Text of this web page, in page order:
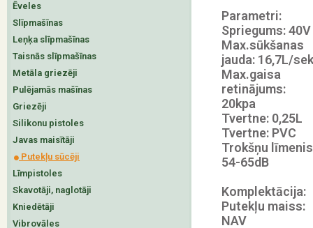
Ēveles
Slīpmašīnas
Leņķa slīpmašīnas
Taisnās slīpmašīnas
Metāla griezēji
Pulējamās mašīnas
Griezēji
Silikonu pistoles
Javas maisītāji
Putekļu sūcēji
Līmpistoles
Skavotāji, naglotāji
Kniedētāji
Vibrovāles
Parametri:
Spriegums: 40V
Max.sūkšanas
jauda: 16,7L/sek
Max.gaisa
retinājums:
20kpa
Tvertne: 0,25L
Tvertne: PVC
Trokšņu
54-65dB
Komplektācija:
Putekļu maiss:
NAV